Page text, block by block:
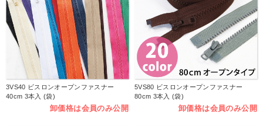
3VS40 ビスロンオープンファスナー
40cm 3本入 (袋)
卸価格は会員のみ公開
5VS80 ビスロンオープンファスナー
80cm 3本入 (袋)
卸価格は会員のみ公開